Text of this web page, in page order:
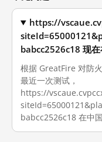
https://
babcc2526c18 现在
根据 GreatFire 对防
最近一次测试，
https://
babcc2526c18 在中